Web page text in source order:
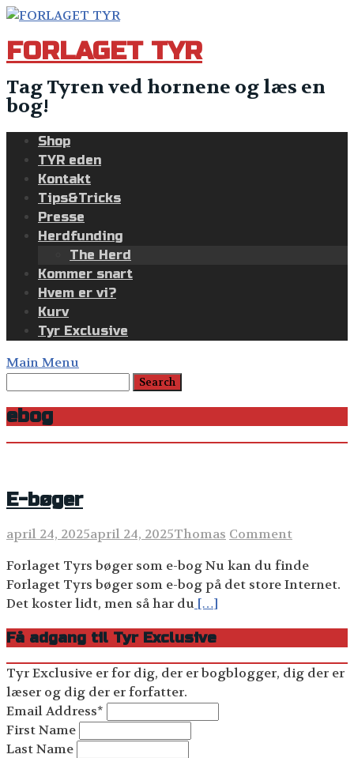
Skip
content
FORLAGET TYR
Tag Tyren ved hornene og læs en
bog!
Shop
TYR eden
Kontakt
Tips&Tricks
Presse
Herdfunding
The Herd
Kommer snart
Hvem er vi?
Kurv
Tyr Exclusive
Main Menu
ebog
E-bøger
april 24, 2025april 24, 2025Thomas Comment
Forlaget Tyrs bøger som e-bog Nu kan du finde
Forlaget Tyrs bøger som e-bog på det store Internet.
Det koster lidt, men så har du […]
Få adgang til Tyr Exclusive
Tyr Exclusive er for dig, der er bogblogger, dig der er
læser og dig der er forfatter.
Email Address*
First Name
Last Name